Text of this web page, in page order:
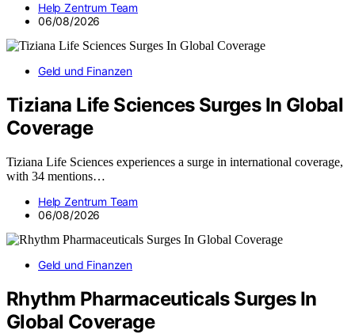
Help Zentrum Team
06/08/2026
Geld und Finanzen
Tiziana Life Sciences Surges In Global
Coverage
Tiziana Life Sciences experiences a surge in international coverage,
with 34 mentions…
Help Zentrum Team
06/08/2026
Geld und Finanzen
Rhythm Pharmaceuticals Surges In
Global Coverage